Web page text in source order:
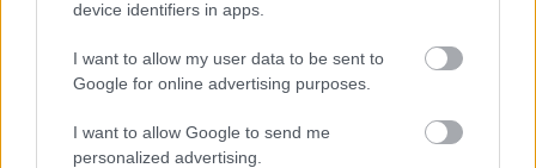
device identifiers in apps.
I want to allow my user data to be sent to
Google for online advertising purposes.
I want to allow Google to send me
personalized advertising.